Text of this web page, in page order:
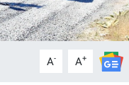
A- A+